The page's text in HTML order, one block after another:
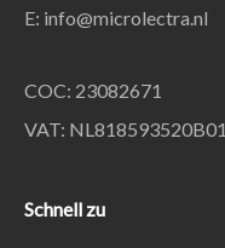
E: info@microlectra.nl
COC: 23082671
VAT: NL818593520B01
Schnell zu